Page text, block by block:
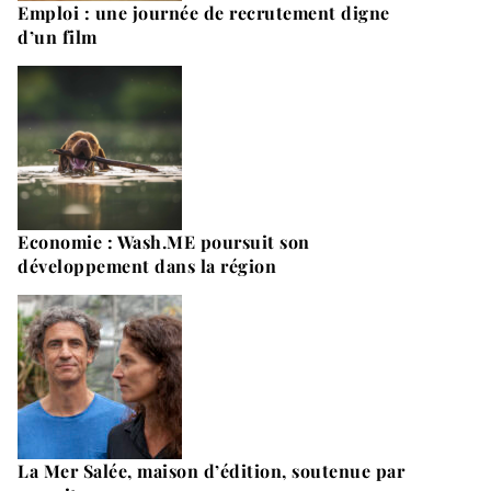
Emploi : une journée de recrutement digne
d’un film
Economie : Wash.ME poursuit son
développement dans la région
La Mer Salée, maison d’édition, soutenue par